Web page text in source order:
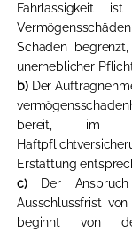
Fahrlässigkeit
Schäden
unerheblicher
b)Der
bereit, im
Erstattung
c)Der Anspruch
Ausschlussfrist
beginnt von